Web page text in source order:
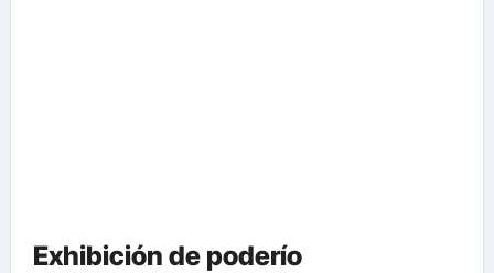
Exhibición de poderío